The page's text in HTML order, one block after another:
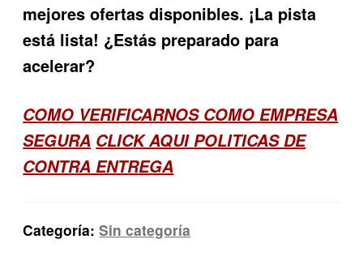
mejores ofertas disponibles. ¡La pista
está lista! ¿Estás preparado para
acelerar?
COMO VERIFICARNOS COMO EMPRESA
SEGURA CLICK AQUI POLITICAS DE
CONTRA ENTREGA
Categoría:Sin categoría